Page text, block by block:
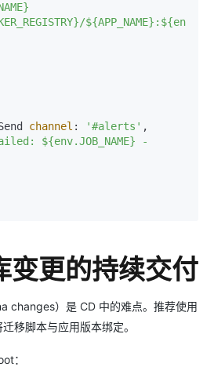
channel : '#alerts'
${env.JOB_NAME} -
变更的持续交付
changes）是 CD 中的难点。推荐使用
移脚本与应用版本绑定。
：